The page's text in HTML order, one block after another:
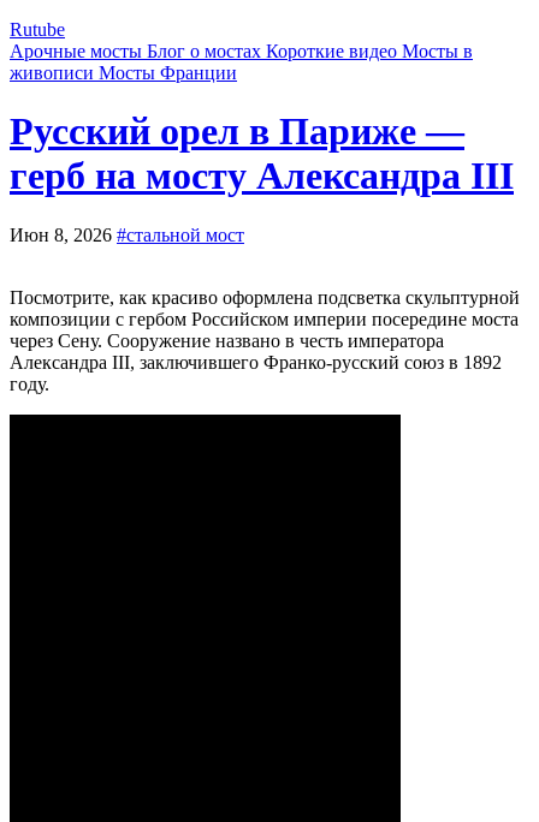
Rutube
Арочные мосты Блог о мостах Короткие видео Мосты в
живописи Мосты Франции
Русский орел в Париже —
герб на мосту Александра III
Июн 8, 2026 #стальной мост
Посмотрите, как красиво оформлена подсветка скульптурной
композиции с гербом Российском империи посередине моста
через Сену. Сооружение названо в честь императора
Александра III, заключившего Франко-русский союз в 1892
году.